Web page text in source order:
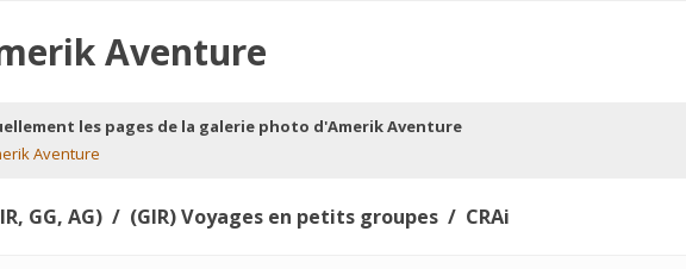
Aventure
les pages de la galerie photo d'Amerik Aventure
Aventure
GG, AG) (GIR) Voyages en petits groupes CRAi